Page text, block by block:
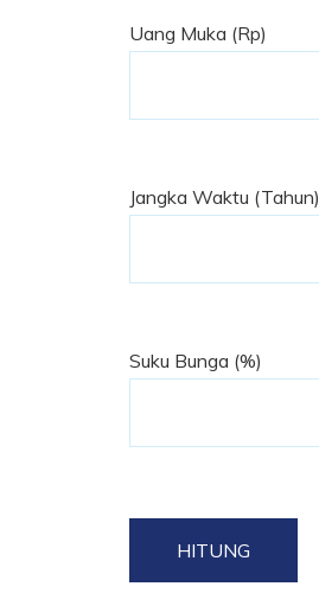
Uang Muka (Rp)
Jangka Waktu (Tahun)
Suku Bunga (%)
HITUNG